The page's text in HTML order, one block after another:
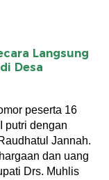
Langsung
Desa
peserta 16
putri dengan
Jannah.
dan uang
Drs. Muhlis